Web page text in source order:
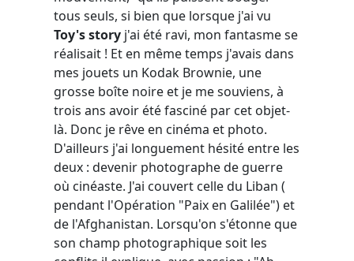
tous seuls, si bien que lorsque j'ai vu
Toy's story j'ai été ravi, mon fantasme se
réalisait ! Et en même temps j'avais dans
mes jouets un Kodak Brownie, une
grosse boîte noire et je me souviens, à
trois ans avoir été fasciné par cet objet-
là. Donc je rêve en cinéma et photo.
D'ailleurs j'ai longuement hésité entre les
deux : devenir photographe de guerre
où cinéaste. J'ai couvert celle du Liban (
pendant l'Opération "Paix en Galilée") et
de l'Afghanistan. Lorsqu'on s'étonne que
son champ photographique soit les